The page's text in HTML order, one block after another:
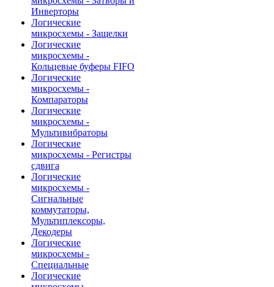
Инверторы
Логические
микросхемы - Защелки
Логические
микросхемы -
Кольцевые буферы FIFO
Логические
микросхемы -
Компараторы
Логические
микросхемы -
Мультивибраторы
Логические
микросхемы - Регистры
сдвига
Логические
микросхемы -
Сигнальные
коммутаторы,
Мультиплексоры,
Декодеры
Логические
микросхемы -
Специальные
Логические